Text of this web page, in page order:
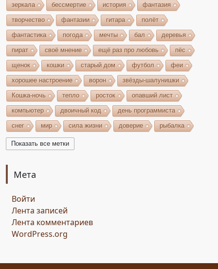
зеркала бессмертие история фантазия
творчество фантазии гитара полёт
фантастика погода мечты бал деревья
пират своё мнение ещё раз про любовь пёс
щенок кошки старый дом футбол феи
хорошее настроение ворон звёзды-шалунишки
Кошка-ночь тепло росток опавший лист
компьютер двоичный код день программиста
снег мир сила жизни доверие рыбалка
волшебство игрушки
возрождение
сомнение
мяч стирательная резинка
Показать все метки
Мета
Войти
Лента записей
Лента комментариев
WordPress.org